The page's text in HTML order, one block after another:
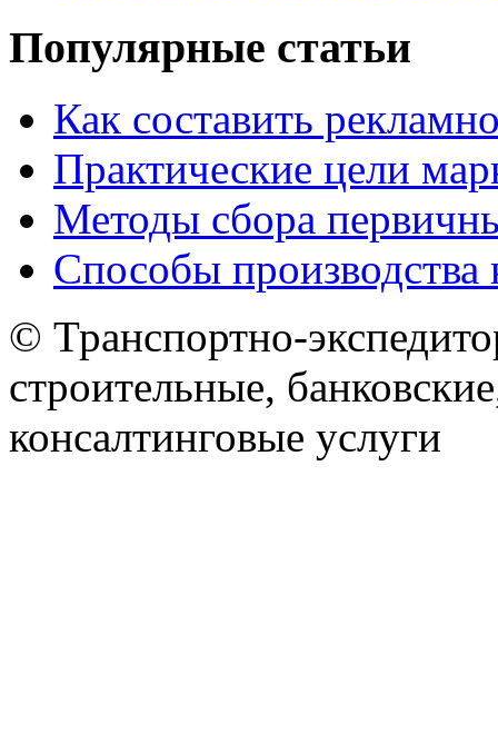
Популярные статьи
Как составить
Практические цели
Методы сбора
Способы производства
© Транспортно-
строительные,
консалтинговые услуги